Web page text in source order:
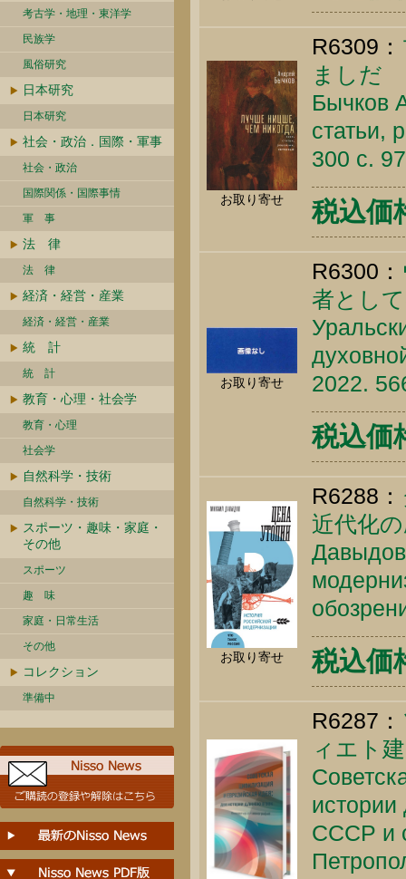
考古学・地理・東洋学
民族学
風俗研究
日本研究
日本研究
社会・政治．国際・軍事
社会・政治
国際関係・国際事情
軍 事
法 律
法 律
経済・経営・産業
経済・経営・産業
統 計
統 計
教育・心理・社会学
教育・心理
社会学
自然科学・技術
自然科学・技術
スポーツ・趣味・家庭・
その他
スポーツ
趣 味
家庭・日常生活
その他
コレクション
準備中
お取り寄せ
R6309：
ましだ
Бычков
статьи,
300 c.
税込価
お取り寄せ
R6300：
者とし
2022.
税込価
お取り寄せ
R6288：
近代化
税込価
R6287：
ィエト
СССР и